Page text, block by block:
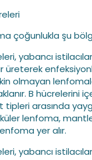
çoğunlukla şu
yabancı
üreterek
olmayan
B hücrelerini
arasında
lenfoma,
yer alır.
yabancı